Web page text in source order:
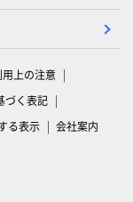
用上の注意
づく表記
る表示 会社案内